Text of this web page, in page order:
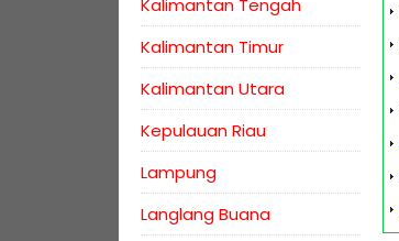
Kalimantan Tengah
Kalimantan Timur
Kalimantan Utara
Kepulauan Riau
Lampung
Langlang Buana